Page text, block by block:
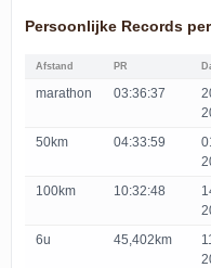
Persoonlijke Records
Afstand PR
marathon 03:36:37
50km 04:33:59
100km 10:32:48
6u 45,402km